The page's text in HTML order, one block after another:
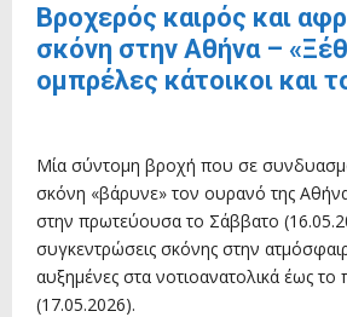
Βροχερός καιρός και
σκόνη στην Αθήνα –
ομπρέλες κάτοικοι και
Μία σύντομη βροχή που σε
σκόνη «βάρυνε» τον ουρανό της
στην πρωτεύουσα το Σάββατο
συγκεντρώσεις σκόνης στην
αυξημένες στα νοτιοανατολικά έως το
(17.05.2026).